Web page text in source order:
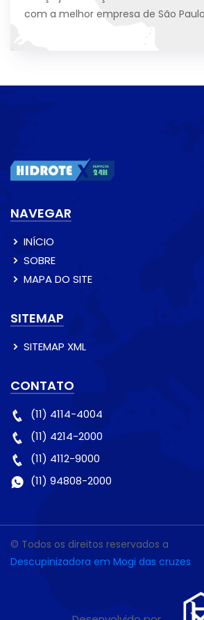
com a melhor empresa de São
NAVEGAR
INÍCIO
SOBRE
MAPA DO SITE
SITEMAP
SITEMAP XML
CONTATO
(11) 4114-4004
(11) 4214-2000
(11) 4112-9000
(11) 94808-2000
© Todos os direitos reservados a
Descupinizadora em Mogi das cruzes